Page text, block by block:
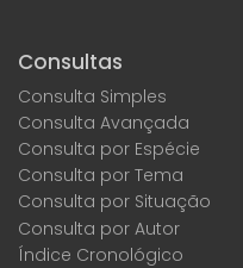
Consultas
Consulta Simples
Consulta Avançada
Consulta por Espécie
Consulta por Tema
Consulta por Situação
Consulta por Autor
Índice Cronológico